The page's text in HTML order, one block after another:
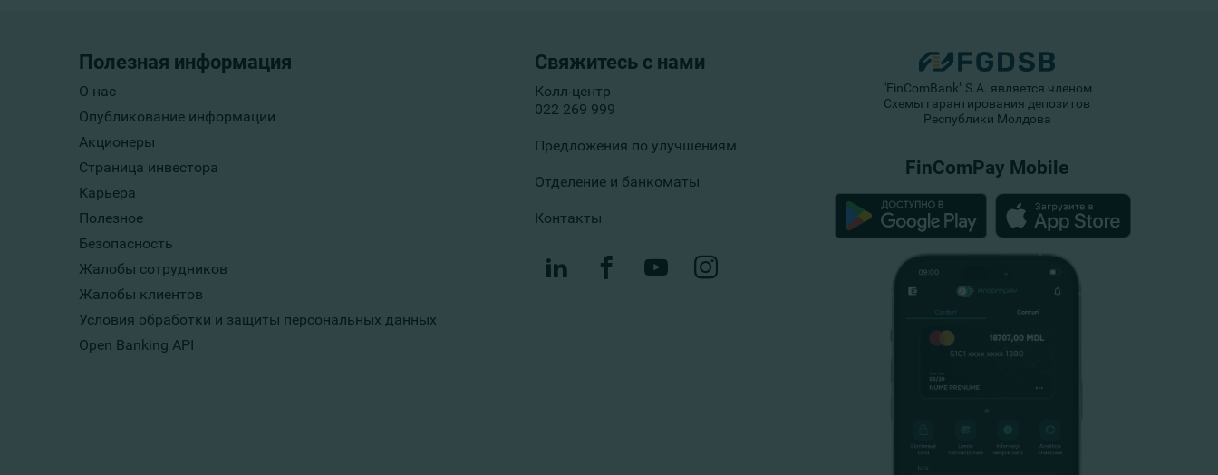
Полезная информация
О нас
Опубликование информации
Акционеры
Страница инвестора
Карьера
Полезное
Безопасность
Жалобы сотрудников
Жалобы клиентов
Условия обработки и защиты персональных данных
Open Banking API
Свяжитесь с нами
Колл-центр
022 269 999
Предложения по улучшениям
Отделение и банкоматы
Контакты
"FinComBank" S.A. является членом
Схемы гарантирования депозитов
Республики Молдова
FinComPay Mobile